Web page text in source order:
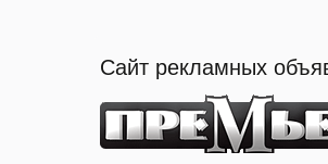
Сайт рекламных